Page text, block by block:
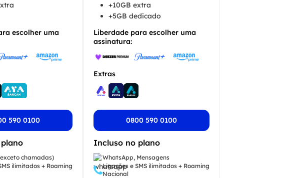
escolher uma
590 0100
chamadas)
ilimitados + Roaming
+10GB extra
+5GB dedicado
Liberdade para escolher uma
assinatura:
Extras
0800 590 0100
Incluso no plano
WhatsApp, Mensagens
Ligações e SMS ilimitados + Roaming
Nacional